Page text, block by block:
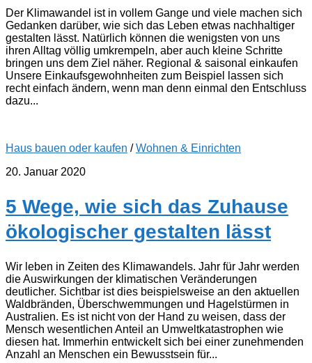
Der Klimawandel ist in vollem Gange und viele machen sich
Gedanken darüber, wie sich das Leben etwas nachhaltiger
gestalten lässt. Natürlich können die wenigsten von uns
ihren Alltag völlig umkrempeln, aber auch kleine Schritte
bringen uns dem Ziel näher. Regional & saisonal einkaufen
Unsere Einkaufsgewohnheiten zum Beispiel lassen sich
recht einfach ändern, wenn man denn einmal den Entschluss
dazu...
Haus bauen oder kaufen /Wohnen & Einrichten
20. Januar 2020
5 Wege, wie sich das Zuhause
ökologischer gestalten lässt
Wir leben in Zeiten des Klimawandels. Jahr für Jahr werden
die Auswirkungen der klimatischen Veränderungen
deutlicher. Sichtbar ist dies beispielsweise an den aktuellen
Waldbränden, Überschwemmungen und Hagelstürmen in
Australien. Es ist nicht von der Hand zu weisen, dass der
Mensch wesentlichen Anteil an Umweltkatastrophen wie
diesen hat. Immerhin entwickelt sich bei einer zunehmenden
Anzahl an Menschen ein Bewusstsein für...